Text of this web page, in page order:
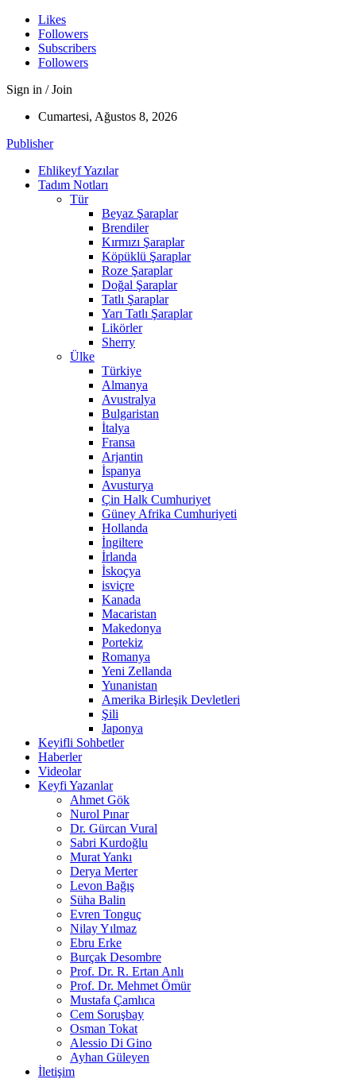
Likes
Followers
Subscribers
Followers
Sign in / Join
Cumartesi, Ağustos 8, 2026
Publisher
Ehlikeyf Yazılar
Tadım Notları
Tür
Beyaz Şaraplar
Brendiler
Kırmızı Şaraplar
Köpüklü Şaraplar
Roze Şaraplar
Doğal Şaraplar
Tatlı Şaraplar
Yarı Tatlı Şaraplar
Likörler
Sherry
Ülke
Türkiye
Almanya
Avustralya
Bulgaristan
İtalya
Fransa
Arjantin
İspanya
Avusturya
Çin Halk Cumhuriyet
Güney Afrika Cumhuriyeti
Hollanda
İngiltere
İrlanda
İskoçya
isviçre
Kanada
Macaristan
Makedonya
Portekiz
Romanya
Yeni Zellanda
Yunanistan
Amerika Birleşik Devletleri
Şili
Japonya
Keyifli Sohbetler
Haberler
Videolar
Keyfi Yazanlar
Ahmet Gök
Nurol Pınar
Dr. Gürcan Vural
Sabri Kurdoğlu
Murat Yankı
Derya Merter
Levon Bağış
Süha Balin
Evren Tonguç
Nilay Yılmaz
Ebru Erke
Burçak Desombre
Prof. Dr. R. Ertan Anlı
Prof. Dr. Mehmet Ömür
Mustafa Çamlıca
Cem Soruşbay
Osman Tokat
Alessio Di Gino
Ayhan Güleyen
İletişim